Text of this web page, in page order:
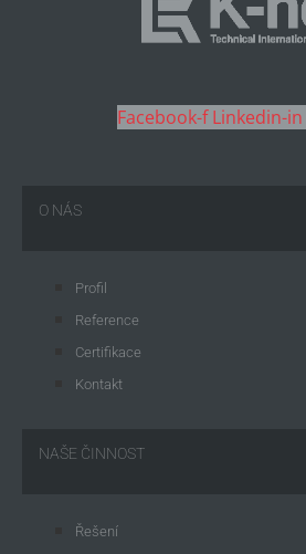
Facebook-f Linkedin-in
O NÁS
Profil
Reference
Certifikace
Kontakt
NAŠE ČINNOST
Řešení